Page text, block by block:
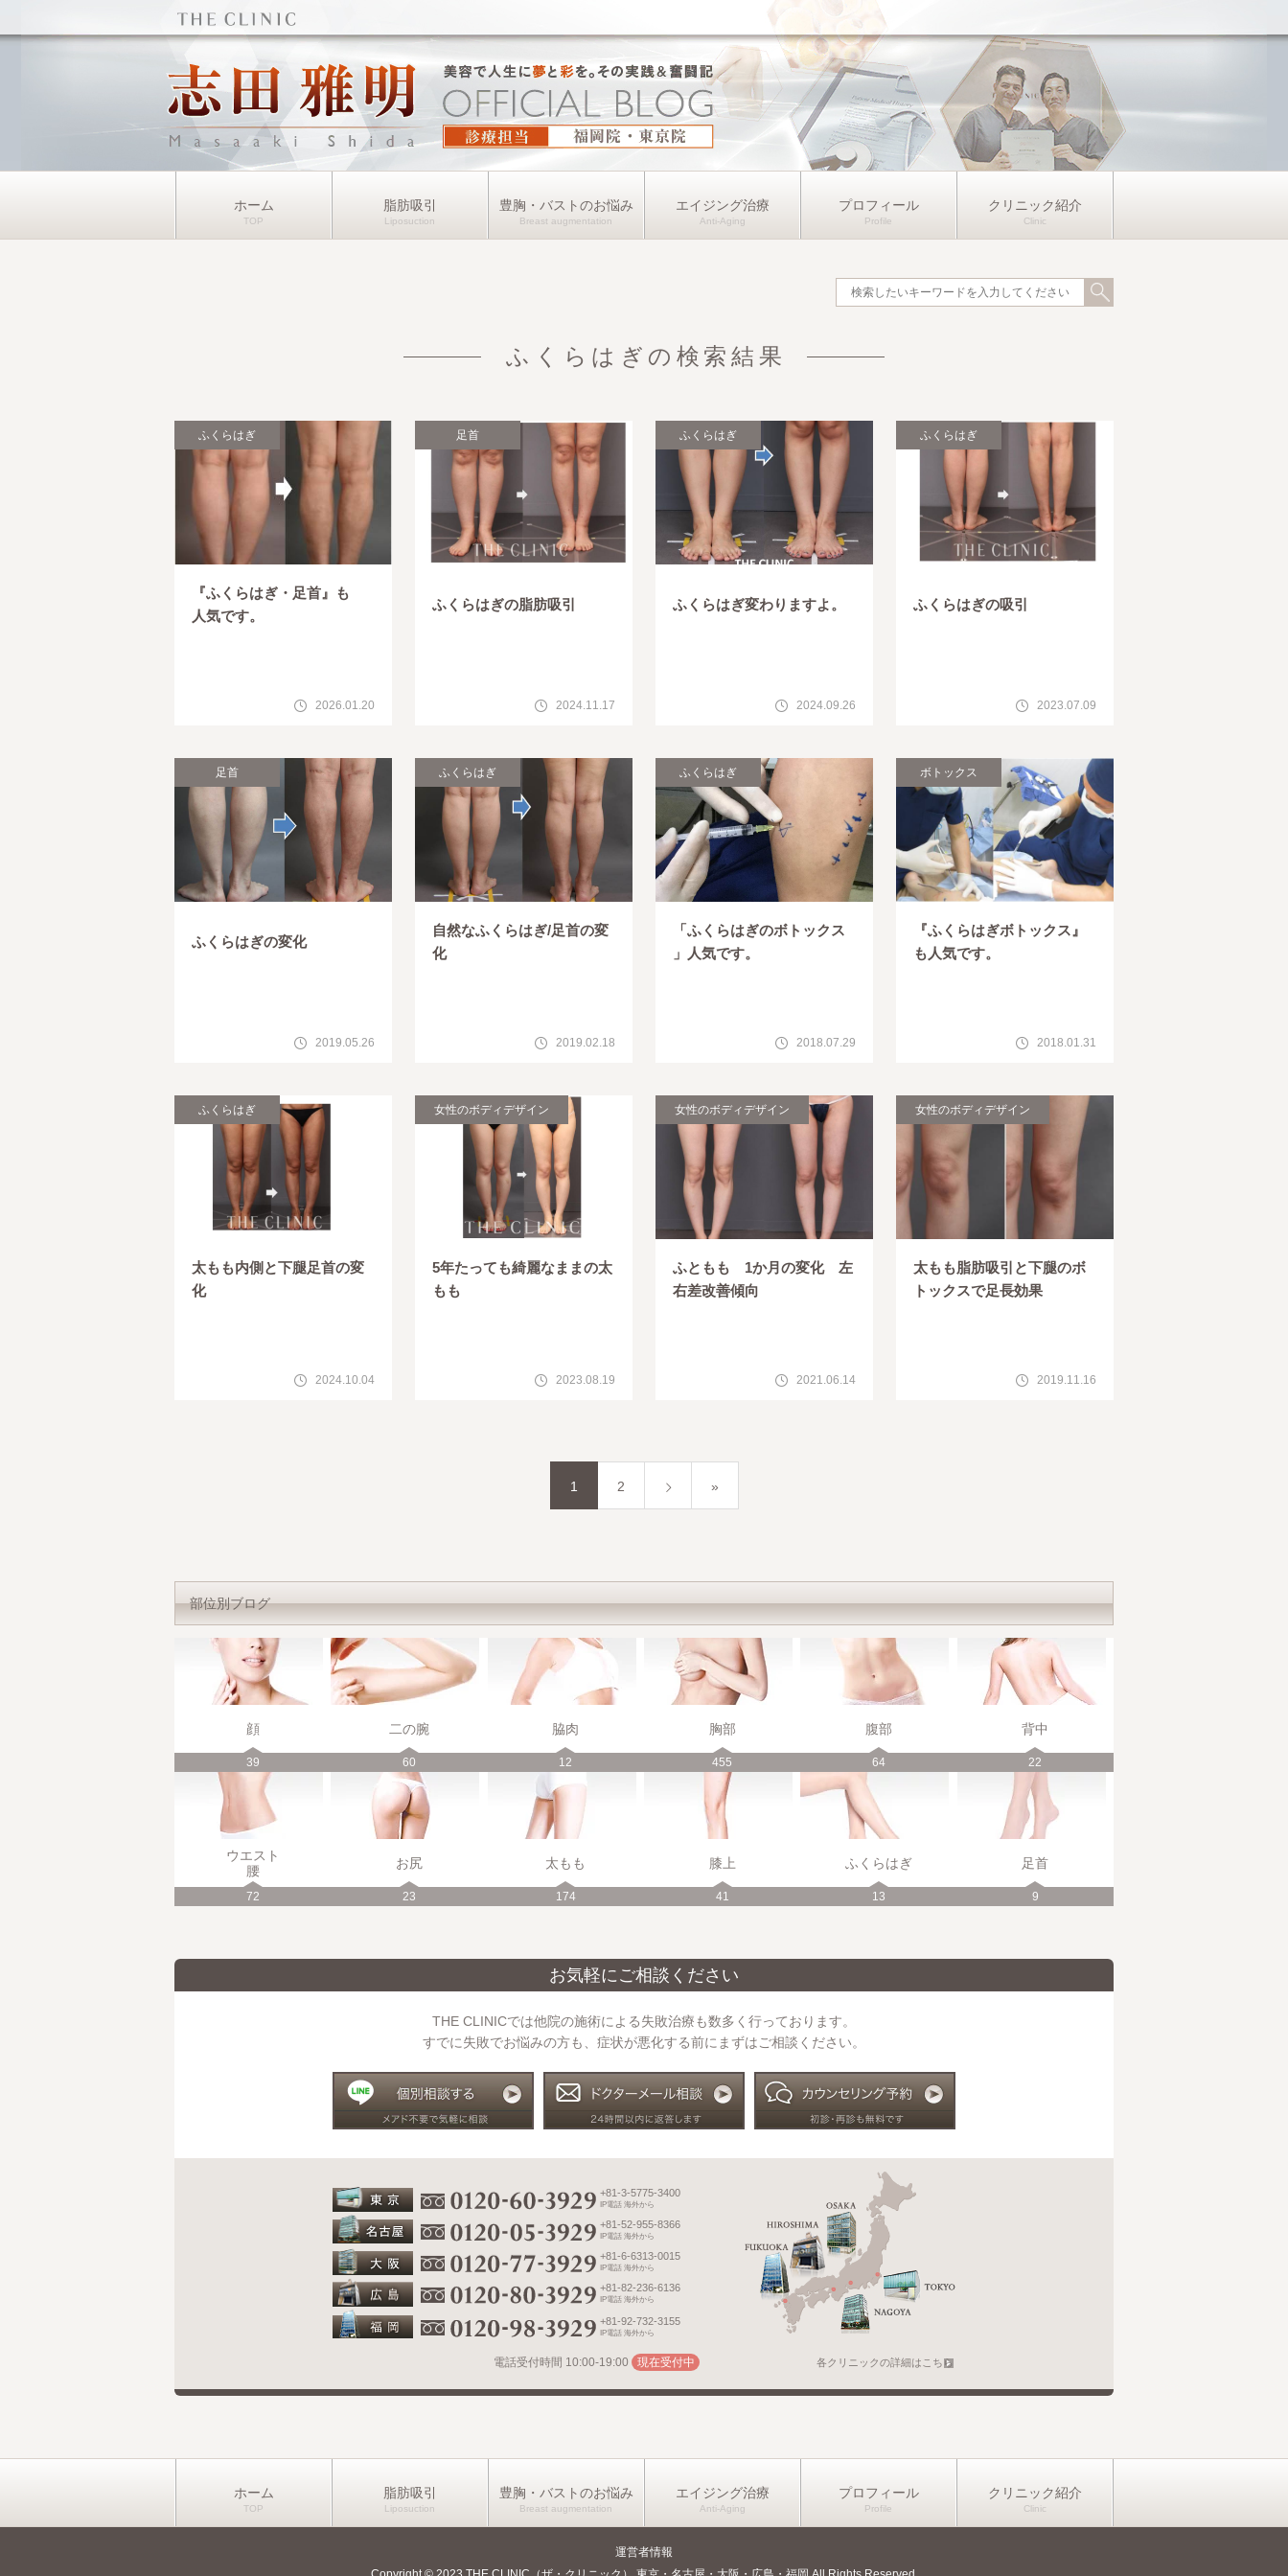
ホーム 脂肪吸引 豊胸・バストのお悩み エイジング治療 プロフィール クリニック紹介
ふくらはぎの検索結果
ふくらはぎ
『ふくらはぎ・足首』も
人気です。
2026.01.20
足首
ふくらはぎの脂肪吸引
2024.11.17
ふくらはぎ
ふくらはぎ変わりますよ。
2024.09.26
ふくらはぎ
ふくらはぎの吸引
2023.07.09
足首
ふくらはぎの変化
2019.05.26
ふくらはぎ
自然なふくらはぎ/足首の変
化
2019.02.18
ふくらはぎ
「ふくらはぎのボトックス
」人気です。
2018.07.29
ボトックス
『ふくらはぎボトックス』
も人気です。
2018.01.31
ふくらはぎ
太もも内側と下腿足首の変
化
2024.10.04
女性のボディデザイン
5年たっても綺麗なままの太
もも
2023.08.19
女性のボディデザイン
ふともも 1か月の変化 左
右差改善傾向
2021.06.14
女性のボディデザイン
太もも脂肪吸引と下腿のボ
トックスで足長効果
2019.11.16
1 2 »
部位別ブログ
顔
39
二の腕
60
脇肉
12
胸部
455
腹部
64
背中
22
ウエスト
腰
72
お尻
23
太もも
174
膝上
41
ふくらはぎ
13
足首
9
お気軽にご相談ください
THE CLINICでは他院の施術による失敗治療も数多く行っております。
すでに失敗でお悩みの方も、症状が悪化する前にまずはご相談ください。
+81-3-5775-3400
IP電話 海外から
+81-52-955-8366
IP電話 海外から
+81-6-6313-0015
IP電話 海外から
+81-82-236-6136
IP電話 海外から
+81-92-732-3155
IP電話 海外から
電話受付時間 10:00-19:00 現在受付中 各クリニックの詳細はこちら
ホーム 脂肪吸引 豊胸・バストのお悩み エイジング治療 プロフィール クリニック紹介
運営者情報